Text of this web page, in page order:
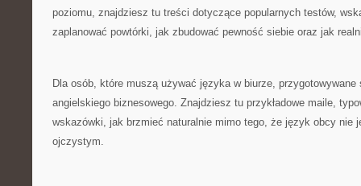
poziomu, znajdziesz tu treści dotyczące popularnych testów,
zaplanować powtórki, jak zbudować pewność siebie oraz jak
Dla osób, które muszą używać języka w biurze, przygotowywane
angielskiego biznesowego. Znajdziesz tu przykładowe maile,
wskazówki, jak brzmieć naturalnie mimo tego, że język obcy nie
ojczystym.